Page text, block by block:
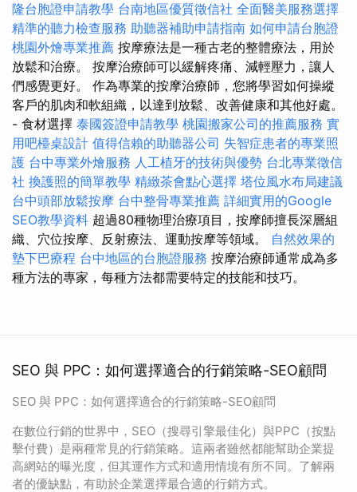
隆台胞證申請教學 台南地區優質徵信社 全面醫美服務選擇
精準的聽力檢查服務 助聽器補助申請指南 如何申請台胞證
桃園外燴專業推薦 按摩療法是一種古老的整體療法，用於
放鬆和治療。 按摩治療師可以緩解疼痛、減輕壓力，讓人
們感覺更好。 作為專業的按摩治療師，您將學習如何操縱
客戶的肌肉和軟組織，以達到放鬆、改善健康和其他好處。
- 食材選擇 泰國簽證申請教學 桃園搬家公司的推薦服務 實
用吧檯桌設計 值得信賴的助聽器公司 失智症患者的專業照
護 台中專業外燴服務 人工植牙的技術與優勢 台北專業徵信
社 換護照的簡單教學 精緻茶會點心選擇 塔位風水布局建議
台中頭部放鬆按摩 台中整骨專業推薦 詳細實用的Google
SEO教學資料 超過80種物理治療項目，按摩師擅長深層組
織、穴位按摩、反射療法、運動按摩等領域。 自然效果的
墊下巴療程 台中地區的台胞證服務 按摩治療師通常成為多
種方法的專家，每種方法都需要特定的技能和技巧。
SEO 與 PPC：如何選擇適合的行銷策略-SEO顧問
SEO 與 PPC：如何選擇適合的行銷策略-SEO顧問
在數位行銷的世界中，SEO（搜尋引擎最佳化）與PPC（按點
擊付費）是兩種常見的行銷策略。這兩者雖然都能幫助企業提
高網站的曝光度，但其運作方式和適用情境有所不同。了解兩
者的優缺點，有助於企業選擇最合適的行銷方式。